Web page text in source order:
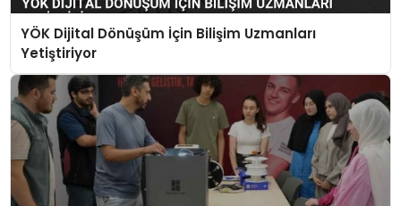
YÖK Dijital Dönüşüm İçin Bilişim Uzmanları
Yetiştiriyor